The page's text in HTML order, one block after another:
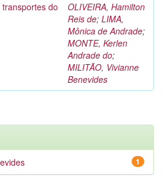
do
OLIVEIRA, Hamilton
Reis de; LIMA,
Mônica de Andrade;
MONTE, Kerlen
Andrade do;
MILITÃO, Vivianne
Benevides
1